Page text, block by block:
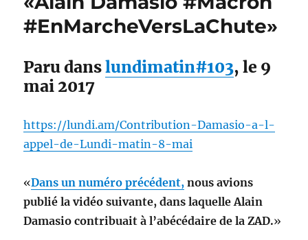
#EnMarcheVersLaChute»
Paru danslundimatin#103, le 9
mai 2017
https://lundi.am/Contribution-Damasio-a-l-
appel-de-Lundi-matin-8-mai
«Dans un numéro précédent, nous avions
publié la vidéo suivante, dans laquelle Alain
Damasio contribuait à l’abécédaire de la ZAD.»